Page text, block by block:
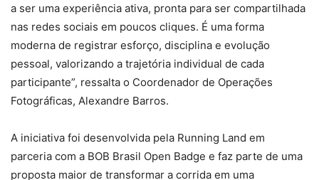
a ser uma experiência ativa, pronta para ser compartilhada
nas redes sociais em poucos cliques. É uma forma
moderna de registrar esforço, disciplina e evolução
pessoal, valorizando a trajetória individual de cada
participante”, ressalta o Coordenador de Operações
Fotográficas, Alexandre Barros.
A iniciativa foi desenvolvida pela Running Land em
parceria com a BOB Brasil Open Badge e faz parte de uma
proposta maior de transformar a corrida em uma